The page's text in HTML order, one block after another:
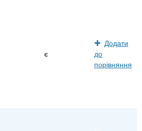
є
Додати
до
порівняння